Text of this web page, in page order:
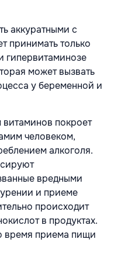
аккуратными с
принимать только
гипервитаминозе
может вызвать
у беременной и
покроет
человеком,
алкоголя.
вредными
и приеме
происходит
в продуктах.
время приема пищи